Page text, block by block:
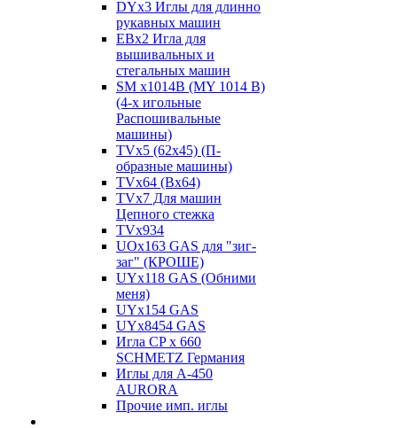
DYx3 Иглы для длинно
рукавных машин
EBx2 Игла для
вышивальных и
стегальных машин
SM x1014B (MY 1014 B)
(4-х игольные
Распошивальные
машины)
TVх5 (62х45) (П-
образные машины)
TVх64 (Вх64)
TVх7 Для машин
Цепного стежка
TVх934
UOx163 GAS для "зиг-
заг" (КРОШЕ)
UYx118 GAS (Обними
меня)
UYx154 GAS
UYx8454 GAS
Игла CP х 660
SCHMETZ Германия
Иглы для А-450
AURORA
Прочие имп. иглы